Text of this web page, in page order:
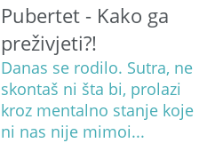
Pubertet - Kako ga
preživjeti?!
Danas se rodilo. Sutra, ne
skontaš ni šta bi, prolazi
kroz mentalno stanje koje
ni nas nije mimoi...